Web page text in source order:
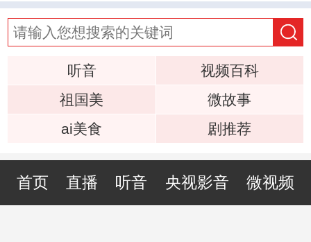
听音
视频百科
祖国美
微故事
ai美食
剧推荐
首页 直播 听音 央视影音 微视频